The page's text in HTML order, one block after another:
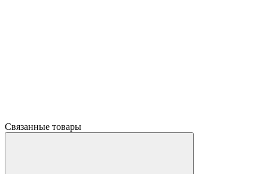
Связанные товары